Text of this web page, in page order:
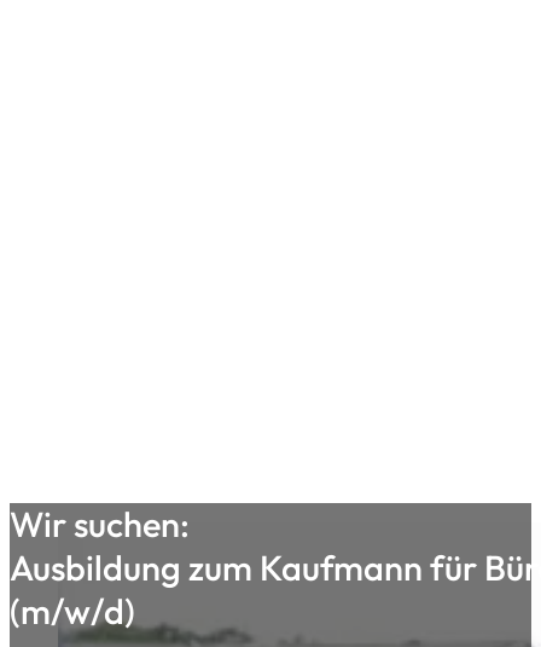
Wir suchen:
Ausbildung zum Kaufmann für
(m/w/d)